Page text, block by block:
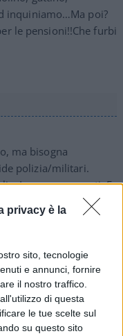
privacy è la
sito, tecnologie
e annunci, fornire
il nostro traffico.
di questa
le tue scelte sul
su questo sito
inquiniamo…Ma poi?
le pensioni!!Che furbi
ma bisogna
polizia/militari.
Loro sono pronti. E
sono pronte, MA LA
è meglio che curare.